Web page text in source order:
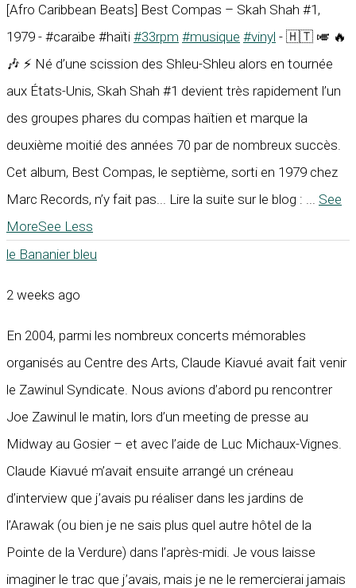
[Afro Caribbean Beats] Best Compas – Skah Shah #1,
1979 - #caraïbe #haïti #33rpm #musique #vinyl - 🇭🇹 🎺 🔥
🎶 ⚡ Né d’une scission des Shleu-Shleu alors en tournée
aux États-Unis, Skah Shah #1 devient très rapidement l’un
des groupes phares du compas haïtien et marque la
deuxième moitié des années 70 par de nombreux succès.
Cet album, Best Compas, le septième, sorti en 1979 chez
Marc Records, n’y fait pas... Lire la suite sur le blog :
See
MoreSee Less
le Bananier bleu
2 weeks ago
En 2004, parmi les nombreux concerts mémorables
organisés au Centre des Arts, Claude Kiavué avait fait venir
le Zawinul Syndicate. Nous avions d’abord pu rencontrer
Joe Zawinul le matin, lors d’un meeting de presse au
Midway au Gosier – et avec l’aide de Luc Michaux-Vignes.
Claude Kiavué m’avait ensuite arrangé un créneau
d’interview que j’avais pu réaliser dans les jardins de
l’Arawak (ou bien je ne sais plus quel autre hôtel de la
Pointe de la Verdure) dans l’après-midi. Je vous laisse
imaginer le trac que j’avais, mais je ne le remercierai jamais